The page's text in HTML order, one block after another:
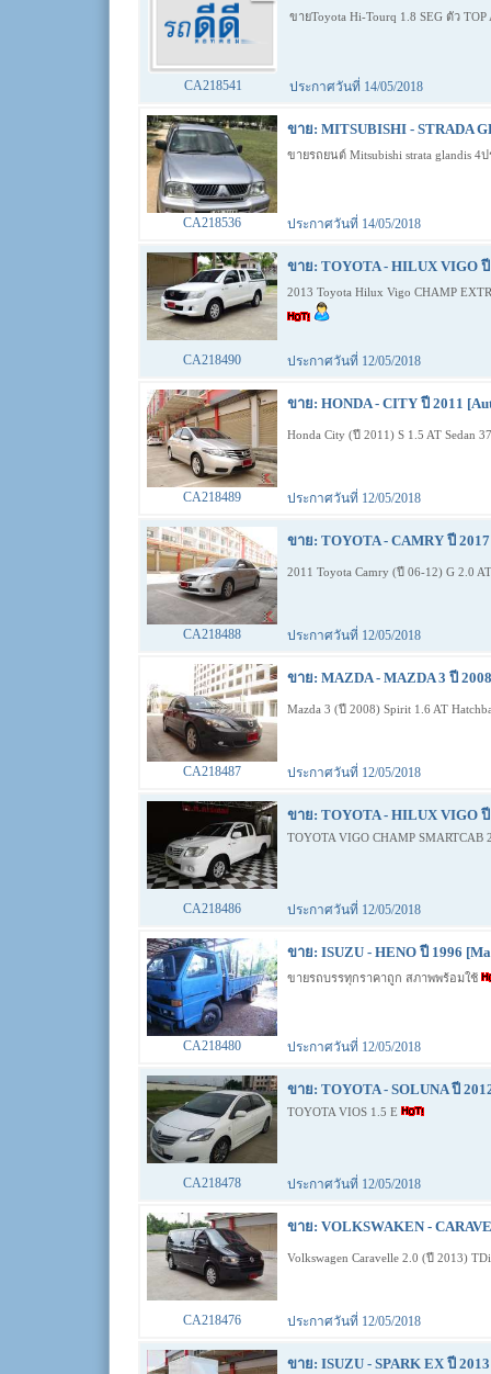
ขายToyota Hi-Tourq 1.8 SEG ตัว
CA218541 ประกาศวันที่ 14/05/2018
ขาย: MITSUBISHI - STRADA
ขายรถยนต์ Mitsubishi strata glandis 4
CA218536 ประกาศวันที่ 14/05/2018
ขาย: TOYOTA - HILUX VIGO
2013 Toyota Hilux Vigo CHAMP
CA218490 ประกาศวันที่ 12/05/2018
ขาย: HONDA - CITY ปี 2011
Honda City (ปี 2011) S 1.5 AT Sedan
CA218489 ประกาศวันที่ 12/05/2018
ขาย: TOYOTA - CAMRY ปี
2011 Toyota Camry (ปี 06-12) G 2.0
CA218488 ประกาศวันที่ 12/05/2018
ขาย: MAZDA - MAZDA 3 ปี
Mazda 3 (ปี 2008) Spirit 1.6 AT
CA218487 ประกาศวันที่ 12/05/2018
ขาย: TOYOTA - HILUX VIGO
TOYOTA VIGO CHAMP SMARTCAB
CA218486 ประกาศวันที่ 12/05/2018
ขาย: ISUZU - HENO ปี 1996
ขายรถบรรทุกราคาถูก สภาพพร้อมใช้
CA218480 ประกาศวันที่ 12/05/2018
ขาย: TOYOTA - SOLUNA ปี
TOYOTA VIOS 1.5 E
CA218478 ประกาศวันที่ 12/05/2018
ขาย: VOLKSWAKEN -
Volkswagen Caravelle 2.0 (ปี 2013)
CA218476 ประกาศวันที่ 12/05/2018
ขาย: ISUZU - SPARK EX ปี